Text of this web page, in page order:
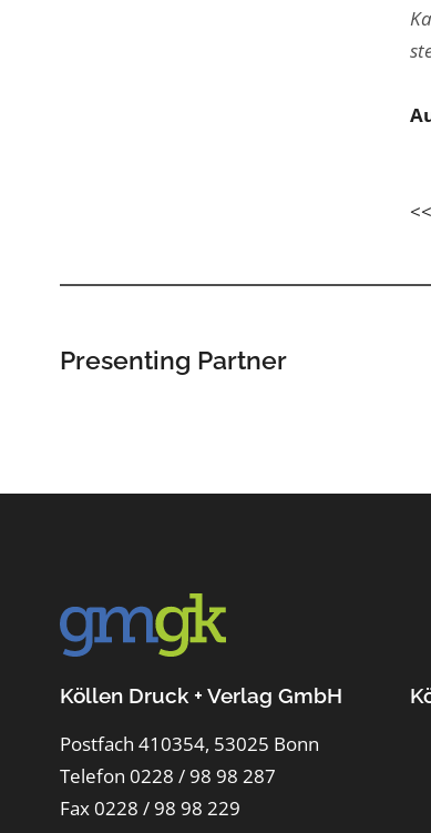
Presenting Partner
Köllen Druck + Verlag GmbH
Postfach 410354, 53025 Bonn
Telefon 0228 / 98 98 287
Fax 0228 / 98 98 229